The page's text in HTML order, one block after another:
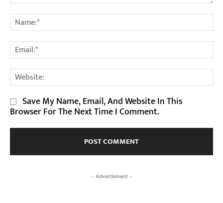
Comment:
Save My Name, Email, And Website In This
Browser For The Next Time I Comment.
- Advertisment -